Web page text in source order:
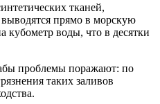
тканей,
прямо в морскую
кубометр воды, что в десятки
проблемы поражают: по
таких заливов